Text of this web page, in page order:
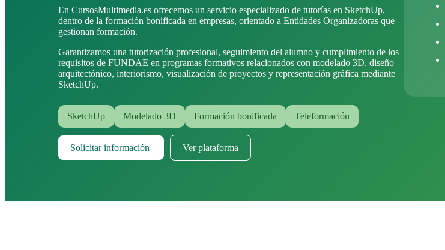
En CursosMultimedia.es ofrecemos un servicio especializado de tutorías en SketchUp,
dentro de la formación bonificada en empresas, orientado a Entidades Organizadoras que
gestionan formación.
Garantizamos una tutorización profesional, seguimiento del alumno y cumplimiento de los
requisitos de FUNDAE en programas formativos relacionados con modelado 3D, diseño
arquitectónico, interiorismo, visualización de proyectos y representación gráfica mediante
SketchUp.
SketchUp Modelado 3D Formación bonificada Teleformación
Solicitar información Ver plataforma